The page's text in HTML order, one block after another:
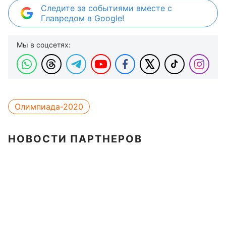
Следите за событиями вместе с
Главредом в Google!
Мы в соцсетях:
Олимпиада-2020
НОВОСТИ ПАРТНЕРОВ